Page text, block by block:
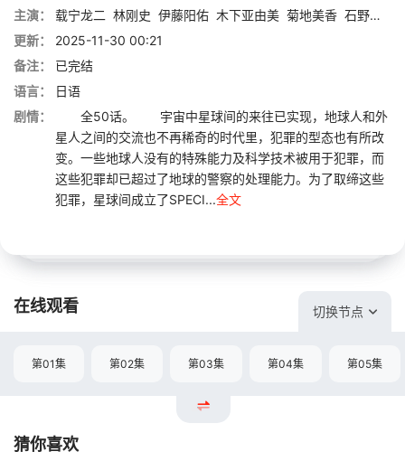
主演：
载宁龙二 林刚史 伊藤阳佑 木下亚由美 菊地美香 石野真子
更新：
2025-11-30 00:21
备注：
已完结
语言：
日语
剧情：
全50话。 宇宙中星球间的来往已实现，地球人和外
星人之间的交流也不再稀奇的时代里，犯罪的型态也有所改
变。一些地球人没有的特殊能力及科学技术被用于犯罪，而
这些犯罪却已超过了地球的警察的处理能力。为了取缔这些
犯罪，星球间成立了SPECI...全文
在线观看 切换节点
第01集 第02集 第03集 第04集 第05集
猜你喜欢